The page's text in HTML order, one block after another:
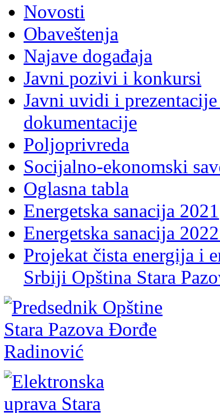
Novosti
Obaveštenja
Najave događaja
Javni pozivi i konkursi
Javni uvidi i
dokumentacije
Poljoprivreda
Socijalno-ekonomski
Oglasna tabla
Energetska sanacija 2021
Energetska sanacija
Projekat čista energija i
Srbiji Opština Stara